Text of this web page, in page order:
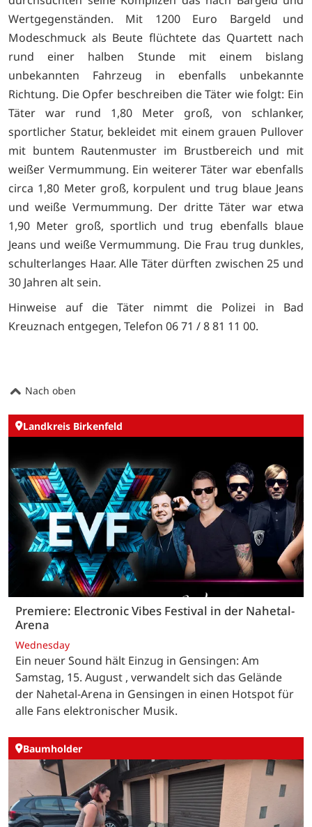
Wertgegenständen. Mit 1200 Euro Bargeld und
Modeschmuck als Beute flüchtete das Quartett nach
rund einer halben Stunde mit einem bislang
unbekannten Fahrzeug in ebenfalls unbekannte
Richtung. Die Opfer beschreiben die Täter wie folgt: Ein
Täter war rund 1,80 Meter groß, von schlanker,
sportlicher Statur, bekleidet mit einem grauen Pullover
mit buntem Rautenmuster im Brustbereich und mit
weißer Vermummung. Ein weiterer Täter war ebenfalls
circa 1,80 Meter groß, korpulent und trug blaue Jeans
und weiße Vermummung. Der dritte Täter war etwa
1,90 Meter groß, sportlich und trug ebenfalls blaue
Jeans und weiße Vermummung. Die Frau trug dunkles,
schulterlanges Haar. Alle Täter dürften zwischen 25 und
30 Jahren alt sein.
Hinweise auf die Täter nimmt die Polizei in Bad
Kreuznach entgegen, Telefon 06 71 / 8 81 11 00.
Nach oben
Landkreis Birkenfeld
Premiere: Electronic Vibes Festival in der Nahetal-
Arena
Wednesday
Ein neuer Sound hält Einzug in Gensingen: Am
Samstag, 15. August , verwandelt sich das Gelände
der Nahetal-Arena in Gensingen in einen Hotspot für
alle Fans elektronischer Musik.
Baumholder